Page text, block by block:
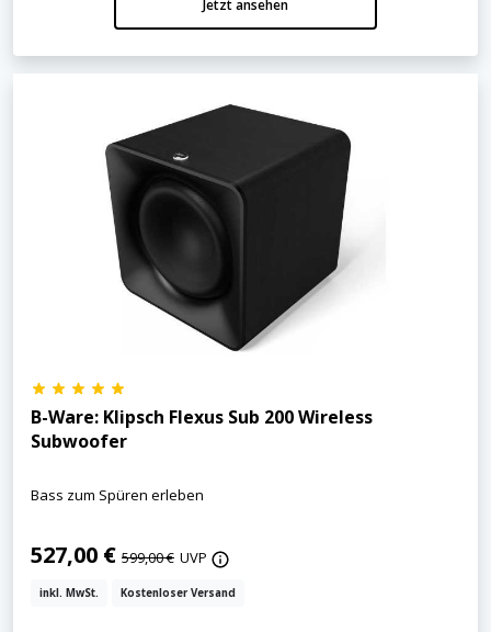
Jetzt ansehen
B-Ware: Klipsch Flexus Sub 200 Wireless
Subwoofer
Bass zum Spüren erleben
527,00 € 599,00 € UVP
inkl. MwSt. Kostenloser Versand